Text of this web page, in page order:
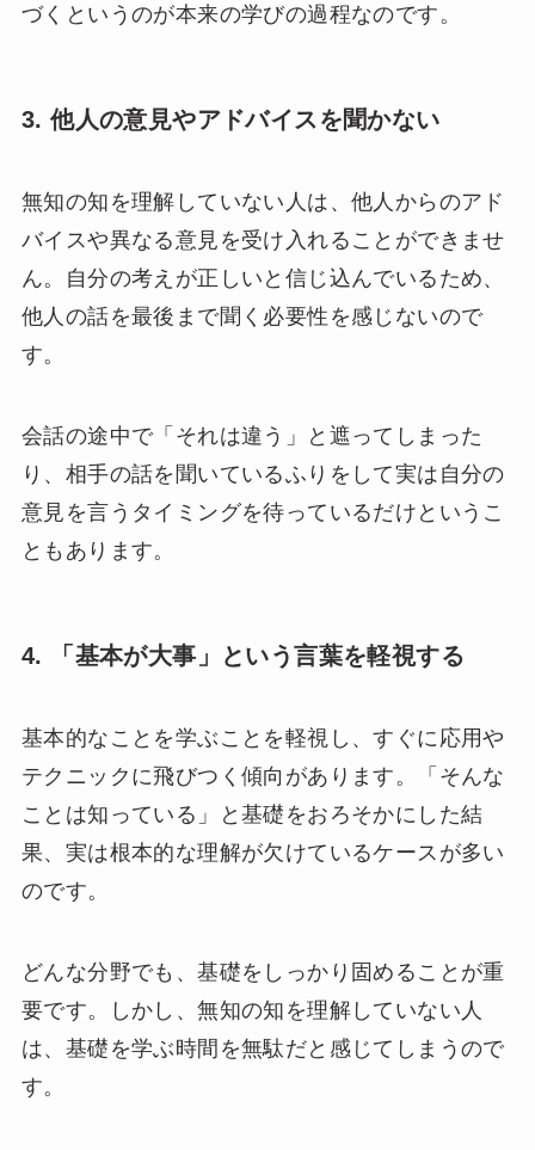
づくというのが本来の学びの過程なのです。
3. 他人の意見やアドバイスを聞かない
無知の知を理解していない人は、他人からのアド
バイスや異なる意見を受け入れることができませ
ん。自分の考えが正しいと信じ込んでいるため、
他人の話を最後まで聞く必要性を感じないので
す。
会話の途中で「それは違う」と遮ってしまった
り、相手の話を聞いているふりをして実は自分の
意見を言うタイミングを待っているだけというこ
ともあります。
4. 「基本が大事」という言葉を軽視する
基本的なことを学ぶことを軽視し、すぐに応用や
テクニックに飛びつく傾向があります。「そんな
ことは知っている」と基礎をおろそかにした結
果、実は根本的な理解が欠けているケースが多い
のです。
どんな分野でも、基礎をしっかり固めることが重
要です。しかし、無知の知を理解していない人
は、基礎を学ぶ時間を無駄だと感じてしまうので
す。